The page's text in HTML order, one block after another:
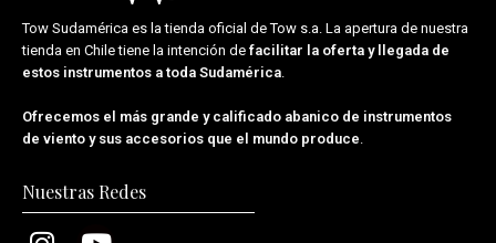
Tow Sudamérica es la tienda oficial deTow s.a. La apertura de nuestra
tienda en Chile tiene la intención de facilitar la oferta y llegada de
estos instrumentos a toda Sudamérica.
Ofrecemos el más grande y calificado abanico de instrumentos
de viento y sus accesorios que el mundo produce.
Nuestras Redes